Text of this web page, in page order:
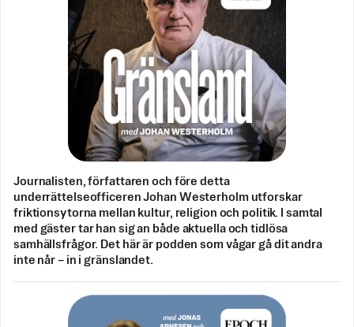
Journalisten, författaren och före detta
underrättelseofficeren Johan Westerholm utforskar
friktionsytorna mellan kultur, religion och politik. I samtal
med gäster tar han sig an både aktuella och tidlösa
samhällsfrågor. Det här är podden som vågar gå dit andra
inte når – in i gränslandet.